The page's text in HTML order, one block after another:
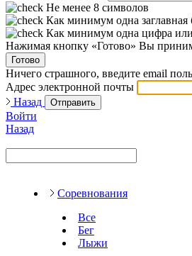
Не менее 8 символов
Как минимум одна заглавная
Как минимум одна цифра
Нажимая кнопку «Готово» Вы
Готово
Ничего страшного, введите email
Адрес электронной почты
Назад
Отправить
Войти
Назад
Соревнования
Все
Бег
Лыжи